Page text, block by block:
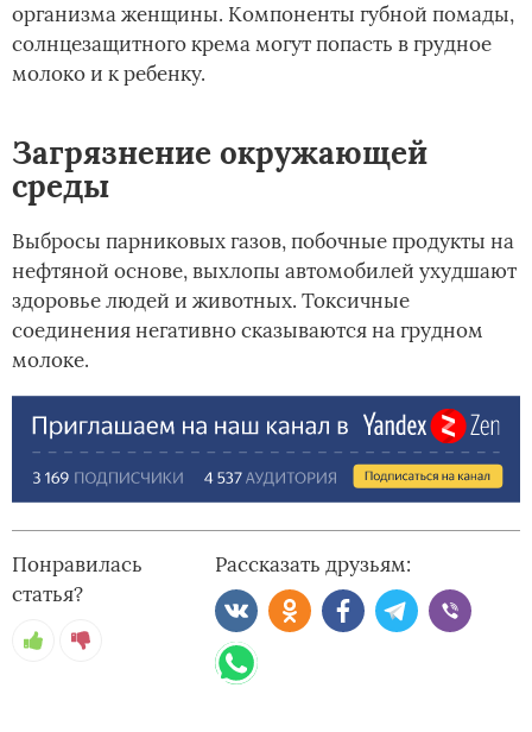
организма женщины. Компоненты губной помады,
солнцезащитного крема могут попасть в грудное
молоко и к ребенку.
Загрязнение окружающей
среды
Выбросы парниковых газов, побочные продукты на
нефтяной основе, выхлопы автомобилей ухудшают
здоровье людей и животных. Токсичные
соединения негативно сказываются на грудном
молоке.
Понравилась
статья?
Рассказать друзьям: